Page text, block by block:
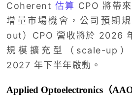
Coherent估算 CPO 將帶
增量市場機會，公司預期
out）CPO 營收將於 2026
規模擴充型（scale-up
2027 年下半年啟動。
Applied Optoelectronics（